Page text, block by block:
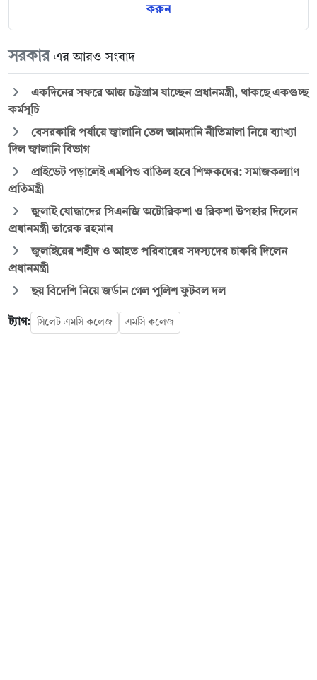
করুন
সরকার এর আরও সংবাদ
একদিনের সফরে আজ চট্টগ্রাম যাচ্ছেন প্রধানমন্ত্রী, থাকছে একগুচ্ছ
কর্মসূচি
বেসরকারি পর্যায়ে জ্বালানি তেল আমদানি নীতিমালা নিয়ে ব্যাখ্যা
দিল জ্বালানি বিভাগ
প্রাইভেট পড়ালেই এমপিও বাতিল হবে শিক্ষকদের: সমাজকল্যাণ
প্রতিমন্ত্রী
জুলাই যোদ্ধাদের সিএনজি অটোরিকশা ও রিকশা উপহার দিলেন
প্রধানমন্ত্রী তারেক রহমান
জুলাইয়ের শহীদ ও আহত পরিবারের সদস্যদের চাকরি দিলেন
প্রধানমন্ত্রী
ছয় বিদেশি নিয়ে জর্ডান গেল পুলিশ ফুটবল দল
ট্যাগ: সিলেট এমসি কলেজ এমসি কলেজ